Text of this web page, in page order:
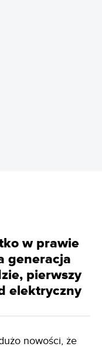
w prawie
generacja
pierwszy
elektryczny
nowości, że